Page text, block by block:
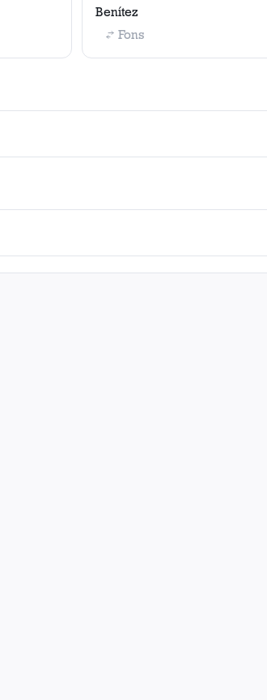
Benítez
Fons